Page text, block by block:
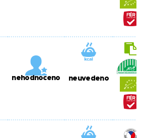
nehodnoceno neuvedeno